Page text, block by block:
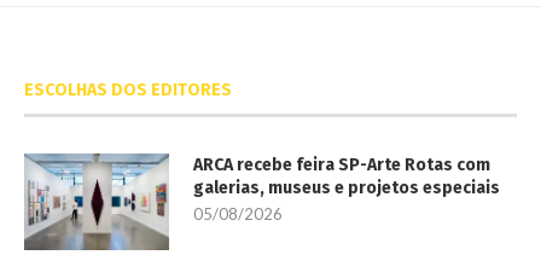
ESCOLHAS DOS EDITORES
ARCA recebe feira SP-Arte Rotas com
galerias, museus e projetos especiais
05/08/2026